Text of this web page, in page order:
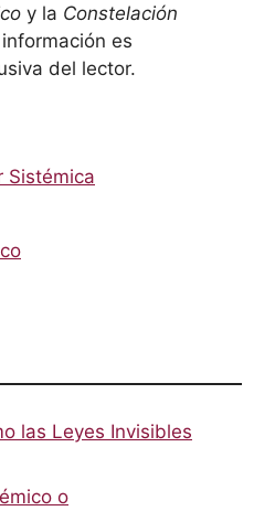
y la Constelación
es
del lector.
Sistémica
las Leyes Invisibles
o